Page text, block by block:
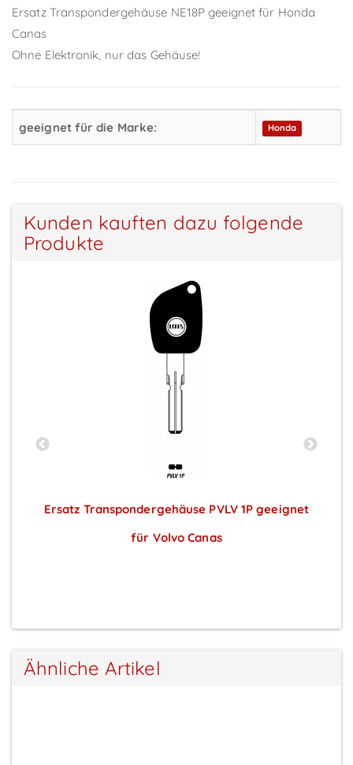
Ersatz Transpondergehäuse NE18P geeignet für Honda
Canas
Ohne Elektronik, nur das Gehäuse!
geeignet für die Marke: Honda
Kunden kauften dazu folgende
Produkte
Ersatz Transpondergehäuse PVLV 1P geeignet
für Volvo Canas
Ähnliche Artikel